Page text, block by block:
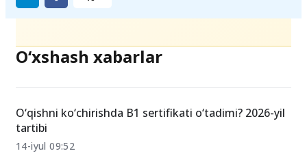
O‘xshash xabarlar
O‘qishni ko‘chirishda B1 sertifikati o‘tadimi? 2026-yil
tartibi
14-iyul 09:52